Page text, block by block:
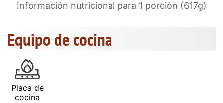
Información nutricional para 1 porción (617g)
Equipo de cocina
Placa de
cocina